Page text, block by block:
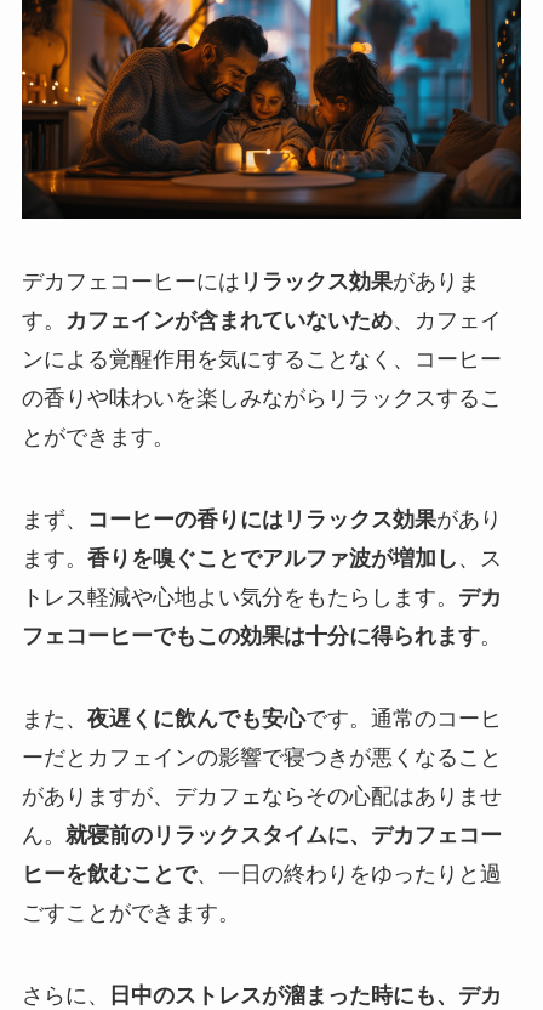
デカフェコーヒーには リラックス効果がありま
す。
カフェインが含まれていないため、カフェイ
ンによる覚醒作用を気にすることなく、コーヒー
の香りや味わいを楽しみながらリラックスするこ
とができます。
まず、 コーヒーの香りにはリラックス効果があり
ます。 香りを嗅ぐことでアルファ波が増加し 、ス
トレス軽減や心地よい気分をもたらします。 デカ
フェコーヒーでもこの効果は十分に得られます。
また、 夜遅くに飲んでも安心です。通常のコーヒ
ーだとカフェインの影響で寝つきが悪くなること
がありますが、デカフェならその心配はありませ
ん。 就寝前のリラックスタイムに、デカフェコー
ヒーを飲むことで、一日の終わりをゆったりと過
ごすことができます。
さらに、
日中のストレスが溜まった時にも、デカ